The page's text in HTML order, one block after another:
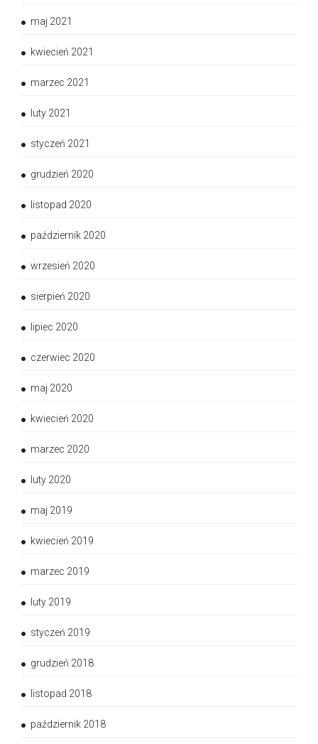
maj 2021
kwiecień 2021
marzec 2021
luty 2021
styczeń 2021
grudzień 2020
listopad 2020
październik 2020
wrzesień 2020
sierpień 2020
lipiec 2020
czerwiec 2020
maj 2020
kwiecień 2020
marzec 2020
luty 2020
maj 2019
kwiecień 2019
marzec 2019
luty 2019
styczeń 2019
grudzień 2018
listopad 2018
październik 2018